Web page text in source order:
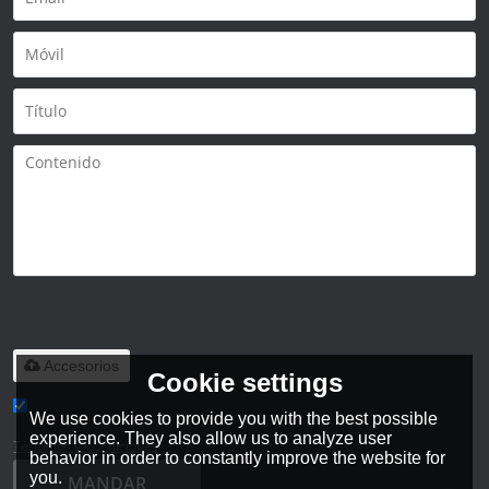
Accesorios
He leido y acepto los Términos y Condiciones de este servicio,
Términos y Condiciones
MANDAR
Cookie settings
We use cookies to provide you with the best possible
experience. They also allow us to analyze user
behavior in order to constantly improve the website for
you.